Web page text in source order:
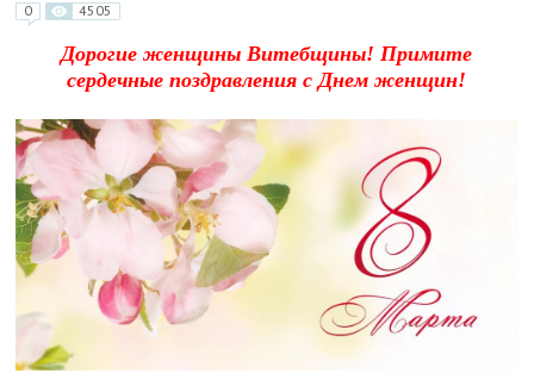
0 4505
Дорогие женщины Витебщины! Примите
сердечные поздравления с Днем женщин!